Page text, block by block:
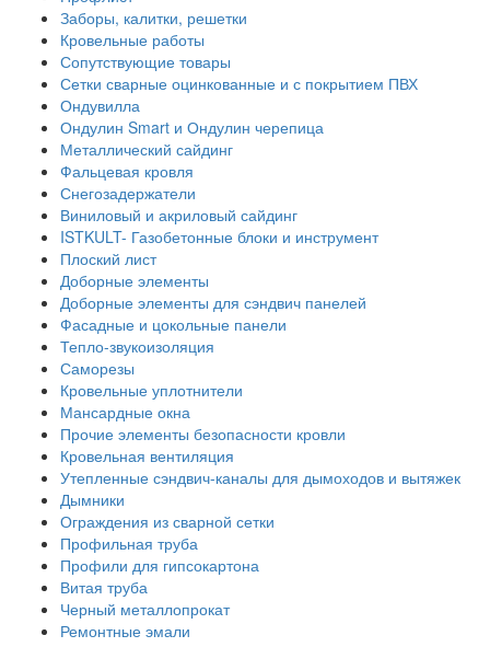
Заборы, калитки, решетки
Кровельные работы
Сопутствующие товары
Сетки сварные оцинкованные и с покрытием ПВХ
Ондувилла
Ондулин Smart и Ондулин черепица
Металлический сайдинг
Фальцевая кровля
Снегозадержатели
Виниловый и акриловый сайдинг
ISTKULT- Газобетонные блоки и инструмент
Плоский лист
Доборные элементы
Доборные элементы для сэндвич панелей
Фасадные и цокольные панели
Тепло-звукоизоляция
Саморезы
Кровельные уплотнители
Мансардные окна
Прочие элементы безопасности кровли
Кровельная вентиляция
Утепленные сэндвич-каналы для дымоходов и вытяжек
Дымники
Ограждения из сварной сетки
Профильная труба
Профили для гипсокартона
Витая труба
Черный металлопрокат
Ремонтные эмали